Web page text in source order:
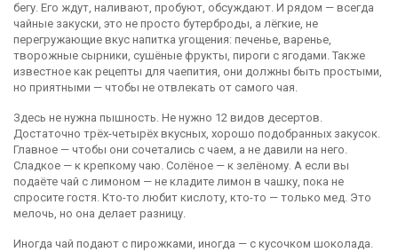
бегу. Его ждут, наливают, пробуют, обсуждают. И рядом — всегда
чайные закуски, это не просто бутерброды, а лёгкие, не
перегружающие вкус напитка угощения: печенье, варенье,
творожные сырники, сушёные фрукты, пироги с ягодами. Также
известное как рецепты для чаепития, они должны быть простыми,
но приятными — чтобы не отвлекать от самого чая.
Здесь не нужна пышность. Не нужно 12 видов десертов.
Достаточно трёх-четырёх вкусных, хорошо подобранных закусок.
Главное — чтобы они сочетались с чаем, а не давили на него.
Сладкое — к крепкому чаю. Солёное — к зелёному. А если вы
подаёте чай с лимоном — не кладите лимон в чашку, пока не
спросите гостя. Кто-то любит кислоту, кто-то — только мед. Это
мелочь, но она делает разницу.
Иногда чай подают с пирожками, иногда — с кусочком шоколада.